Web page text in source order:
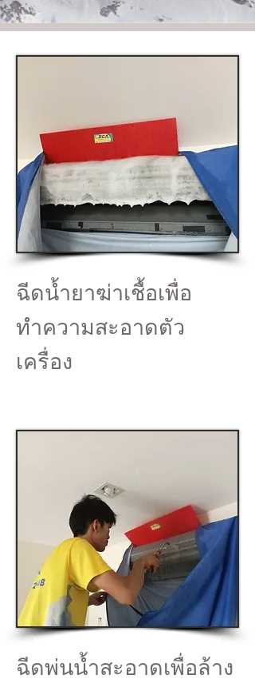
ฉีดน้ำยาฆ่าเชื้อเพื่อ
ทำความสะอาดตัว
เครื่อง
ฉีดพ่นน้ำสะอาดเพื่อล้าง